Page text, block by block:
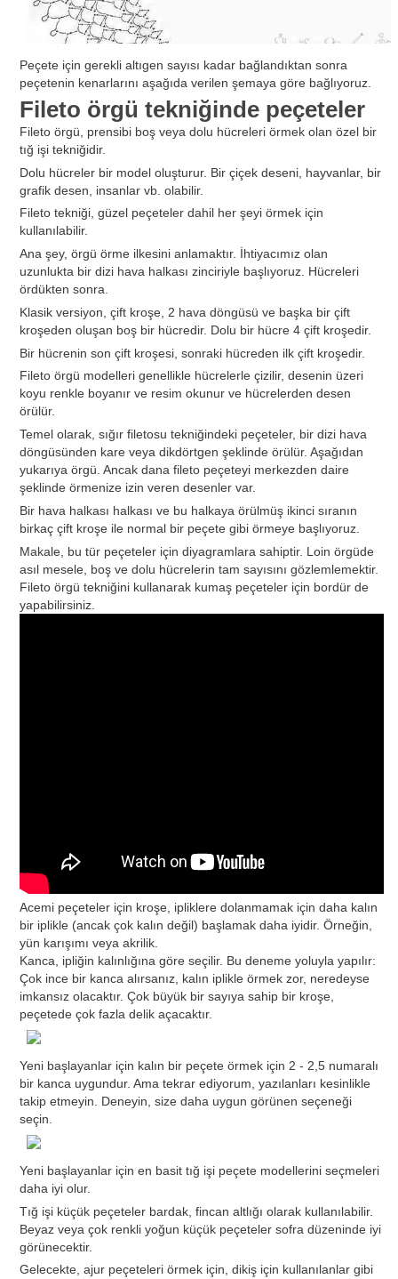
Peçete için gerekli altıgen sayısı kadar bağlandıktan sonra
peçetenin kenarlarını aşağıda verilen şemaya göre bağlıyoruz.
Fileto örgü tekniğinde peçeteler
Fileto örgü, prensibi boş veya dolu hücreleri örmek olan özel bir
tığ işi tekniğidir.
Dolu hücreler bir model oluşturur. Bir çiçek deseni, hayvanlar, bir
grafik desen, insanlar vb. olabilir.
Fileto tekniği, güzel peçeteler dahil her şeyi örmek için
kullanılabilir.
Ana şey, örgü örme ilkesini anlamaktır. İhtiyacımız olan
uzunlukta bir dizi hava halkası zinciriyle başlıyoruz. Hücreleri
ördükten sonra.
Klasik versiyon, çift kroşe, 2 hava döngüsü ve başka bir çift
kroşeden oluşan boş bir hücredir. Dolu bir hücre 4 çift kroşedir.
Bir hücrenin son çift kroşesi, sonraki hücreden ilk çift kroşedir.
Fileto örgü modelleri genellikle hücrelerle çizilir, desenin üzeri
koyu renkle boyanır ve resim okunur ve hücrelerden desen
örülür.
Temel olarak, sığır filetosu tekniğindeki peçeteler, bir dizi hava
döngüsünden kare veya dikdörtgen şeklinde örülür. Aşağıdan
yukarıya örgü. Ancak dana fileto peçeteyi merkezden daire
şeklinde örmenize izin veren desenler var.
Bir hava halkası halkası ve bu halkaya örülmüş ikinci sıranın
birkaç çift kroşe ile normal bir peçete gibi örmeye başlıyoruz.
Makale, bu tür peçeteler için diyagramlara sahiptir. Loin örgüde
asıl mesele, boş ve dolu hücrelerin tam sayısını gözlemlemektir.
Fileto örgü tekniğini kullanarak kumaş peçeteler için bordür de
yapabilirsiniz.
Acemi peçeteler için kroşe, ipliklere dolanmamak için daha kalın
bir iplikle (ancak çok kalın değil) başlamak daha iyidir. Örneğin,
yün karışımı veya akrilik.
Kanca, ipliğin kalınlığına göre seçilir. Bu deneme yoluyla yapılır:
Çok ince bir kanca alırsanız, kalın iplikle örmek zor, neredeyse
imkansız olacaktır. Çok büyük bir sayıya sahip bir kroşe,
peçetede çok fazla delik açacaktır.
Yeni başlayanlar için kalın bir peçete örmek için 2 - 2,5 numaralı
bir kanca uygundur. Ama tekrar ediyorum, yazılanları kesinlikle
takip etmeyin. Deneyin, size daha uygun görünen seçeneği
seçin.
Yeni başlayanlar için en basit tığ işi peçete modellerini seçmeleri
daha iyi olur.
Tığ işi küçük peçeteler bardak, fincan altlığı olarak kullanılabilir.
Beyaz veya çok renkli yoğun küçük peçeteler sofra düzeninde iyi
görünecektir.
Gelecekte, ajur peçeteleri örmek için, dikiş için kullanılanlar gibi